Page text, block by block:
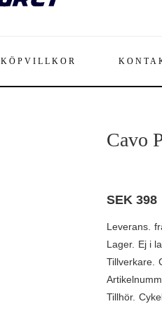
KÖPVILLKOR
Cavo
SEK 398
Leverans.
Lager. Ej i
Tillverkare.
Tillhör.